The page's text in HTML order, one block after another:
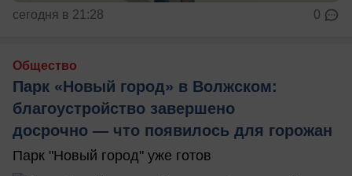
сегодня в 21:28 0
Общество
Парк «Новый город» в Волжском:
благоустройство завершено
досрочно — что появилось для горожан
Парк "Новый город" уже готов